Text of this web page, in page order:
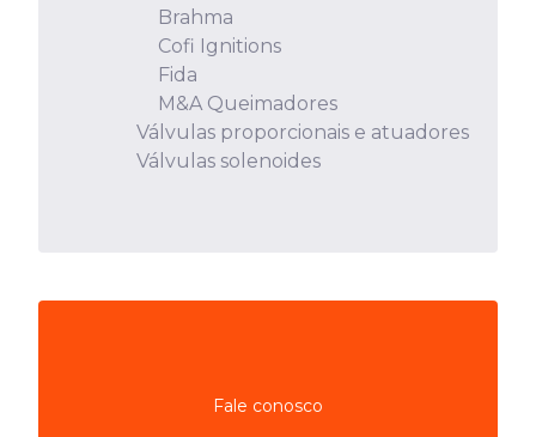
Brahma
Cofi Ignitions
Fida
M&A Queimadores
Válvulas proporcionais e atuadores
Válvulas solenoides
Fale conosco